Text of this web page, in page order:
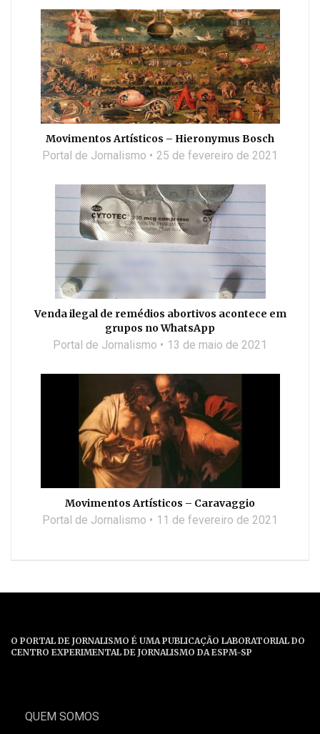
Movimentos Artísticos – Hieronymus Bosch
Portal de Jornalismo 25 de fevereiro de 2021
Venda ilegal de remédios abortivos acontece em
grupos no WhatsApp
Portal de Jornalismo 13 de maio de 2021
Movimentos Artísticos – Caravaggio
Portal de Jornalismo 11 de fevereiro de 2021
O PORTAL DE JORNALISMO É UMA PUBLICAÇÃO LABORATORIAL DO
CENTRO EXPERIMENTAL DE JORNALISMO DA ESPM-SP
QUEM SOMOS